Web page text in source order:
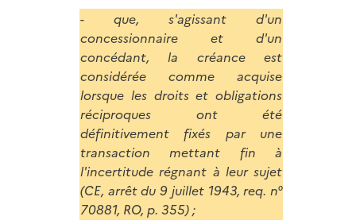
- que, s'agissant d'un
concessionnaire et d'un
concédant, la créance est
considérée comme acquise
lorsque les droits et obligations
réciproques ont été
définitivement fixés par une
transaction mettant fin à
l'incertitude régnant à leur sujet
(CE, arrêt du 9 juillet 1943, req. n°
70881, RO, p. 355) ;